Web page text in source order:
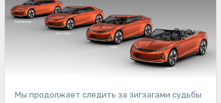
Мы продолжает следить за зигзагами судьбы